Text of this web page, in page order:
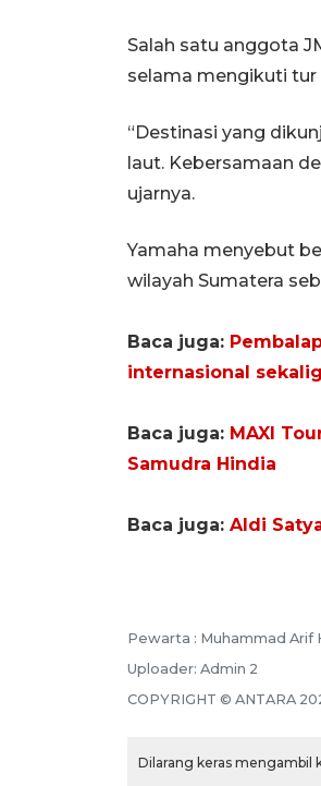
Salah satu anggota
selama mengikuti tur
“Destinasi yang
laut. Kebersamaan
ujarnya.
Yamaha menyebut
wilayah Sumatera
Baca juga:
internasional
Baca juga: MAXI
Samudra Hindia
Baca juga: Aldi
Pewarta : Muhammad Arif
Uploader: Admin 2
COPYRIGHT © ANTARA
Dilarang keras mengambil